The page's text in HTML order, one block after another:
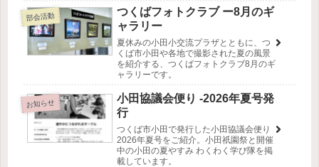
部会活動
つくばフォトクラブ ー8月のギ
ャラリー
夏休みの小田小交流プラザとともに、つ
くば市小田や各地で撮影された夏の風景
を紹介する、つくばフォトクラブ8月のギ
ャラリーです。
お知らせ
小田協議会便り -2026年夏号発
行
つくば市小田で発行した小田協議会便り
2026年夏号をご紹介。小田祇園祭と開催
中の小田の夏やすみ わくわく学び隊を掲
載しています。